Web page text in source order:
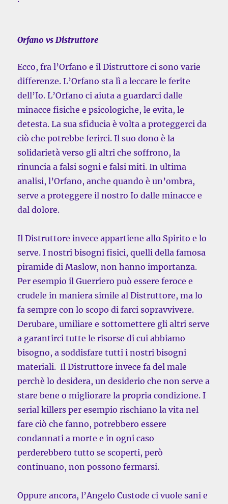
Orfano vs Distruttore
Ecco, fra l’Orfano e il Distruttore ci sono varie
differenze. L’Orfano sta lì a leccare le ferite
dell’Io. L’Orfano ci aiuta a guardarci dalle
minacce fisiche e psicologiche, le evita, le
detesta. La sua sfiducia è volta a proteggerci da
ciò che potrebbe ferirci. Il suo dono è la
solidarietà verso gli altri che soffrono, la
rinuncia a falsi sogni e falsi miti. In ultima
analisi, l’Orfano, anche quando è un’ombra,
serve a proteggere il nostro Io dalle minacce e
dal dolore.
Il Distruttore invece appartiene allo Spirito e lo
serve. I nostri bisogni fisici, quelli della famosa
piramide di Maslow, non hanno importanza.
Per esempio il Guerriero può essere feroce e
crudele in maniera simile al Distruttore, ma lo
fa sempre con lo scopo di farci sopravvivere.
Derubare, umiliare e sottomettere gli altri serve
a garantirci tutte le risorse di cui abbiamo
bisogno, a soddisfare tutti i nostri bisogni
materiali. Il Distruttore invece fa del male
perchè lo desidera, un desiderio che non serve a
stare bene o migliorare la propria condizione. I
serial killers per esempio rischiano la vita nel
fare ciò che fanno, potrebbero essere
condannati a morte e in ogni caso
perderebbero tutto se scoperti, però
continuano, non possono fermarsi.
Oppure ancora, l’Angelo Custode ci vuole sani e